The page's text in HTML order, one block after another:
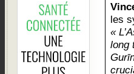
les
«
long